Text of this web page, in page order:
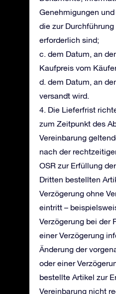
Genehmigungen
die zur
erforderlich sind;
c. dem Datum, an
Kaufpreis vom
d. dem Datum, an
versandt wird.
4. Die Lieferfrist
zum Zeitpunkt des
Vereinbarung
nach der
OSR zur Erfüllung
Dritten bestellten
Verzögerung ohne
eintritt –
Verzögerung bei der
einer Verzögerung
Änderung der
oder einer
bestellte Artikel zur
Vereinbarung nicht